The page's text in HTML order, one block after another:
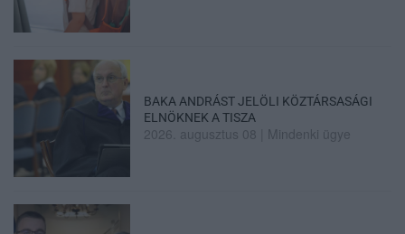
BAKA ANDRÁST JELÖLI KÖZTÁRSASÁGI
ELNÖKNEK A TISZA
2026. augusztus 08 Mindenki ügye